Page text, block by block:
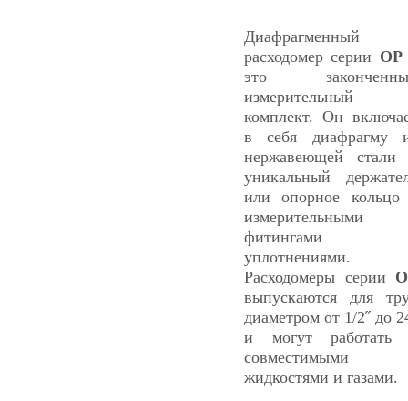
Диафрагменный
расходомер серии OP
это
измерительный
комплект. Он
в себя диафрагму
нержавеющей стали
уникальный
или опорное кольцо
измерительными
фитингами
уплотнениями.
Расходомеры серии
выпускаются для
диаметром от 1/2˝ до
и могут работать
совместимыми
жидкостями и газами.